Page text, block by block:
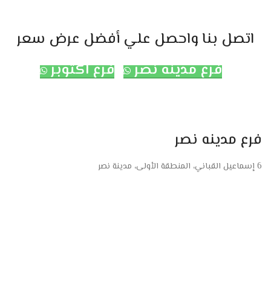
اتصل بنا واحصل علي أفضل عرض سعر
فرع مدينه نصر
فرع اكتوبر
فرع مدينه نصر
6 إسماعيل القباني، المنطقة الأولى، مدينة نصر